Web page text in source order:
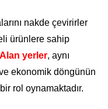
nakde çevirirler
ürünlere sahip
yerler, aynı
ekonomik döngünün
rol oynamaktadır.